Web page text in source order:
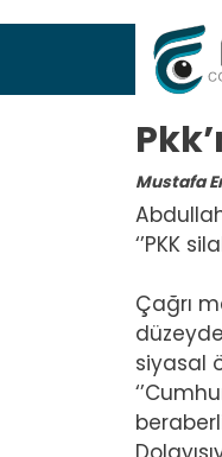
Mustafa
‘’PKK
Çağrı
siyasal